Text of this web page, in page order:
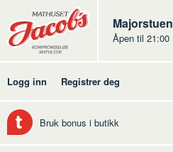
Butikker
Jacobs
Majorstuen
Åpen til 21:00
Logg inn Registrer deg
Bruk bonus i butikk